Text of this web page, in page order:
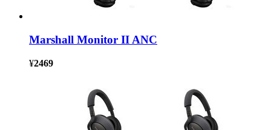
Marshall Monitor II ANC
¥2469